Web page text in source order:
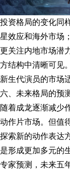
投资格局的变化同
星效应和海外市场
更关注内地市场潜
方结构中清晰可见。
新生代演员的市场
六、未来格局的预
随着成龙逐渐减少
动作片市场。但值
探索新的动作表达
是形成更加多元的
专家预测，未来五